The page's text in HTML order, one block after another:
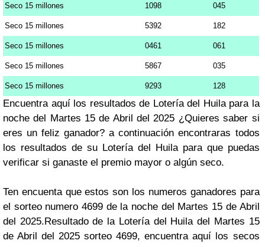
Seco 15 millones 1098 045
Seco 15 millones 5392 182
Seco 15 millones 0461 061
Seco 15 millones 5867 035
Seco 15 millones 9293 128
Encuentra aquí los resultados de Lotería del Huila para la
noche del Martes 15 de Abril del 2025 ¿Quieres saber si
eres un feliz ganador? a continuación encontraras todos
los resultados de su Lotería del Huila para que puedas
verificar si ganaste el premio mayor o algún seco.
Ten encuenta que estos son los numeros ganadores para
el sorteo numero 4699 de la noche del Martes 15 de Abril
del 2025.Resultado de la Lotería del Huila del Martes 15
de Abril del 2025 sorteo 4699, encuentra aquí los secos